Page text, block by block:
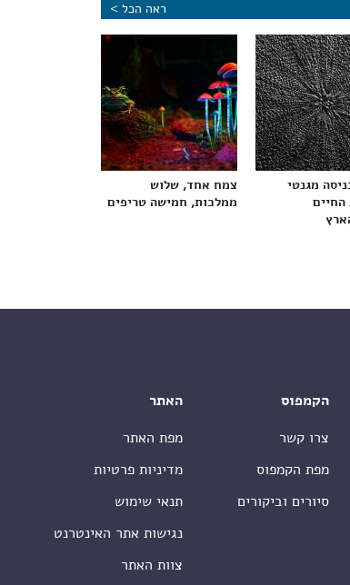
ראה הכל >
מגנטי
החיים
צמח אחד, שלוש
ממלכות, חמישה טריפים
הקמפוס
צרו קשר
מפת הקמפוס
סיורים וביקורים
האתר
מפת האתר
מדיניות פרטיות
תנאי שימוש
נגישות אתר האינטרנט
צוות האתר